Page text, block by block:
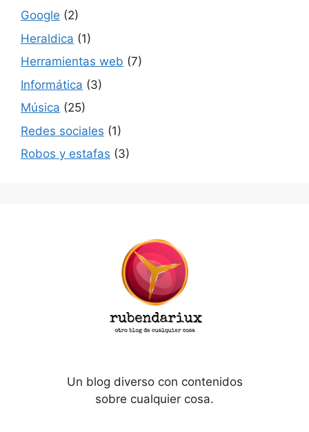
Google (2)
Heraldica (1)
Herramientas web (7)
Informática (3)
Música (25)
Redes sociales (1)
Robos y estafas (3)
Un blog diverso con contenidos
sobre cualquier cosa.